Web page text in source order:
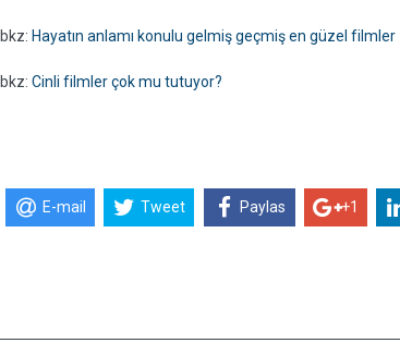
bkz: Hayatın anlamı konulu gelmiş geçmiş en güzel filmler
bkz: Cinli filmler çok mu tutuyor?
E-mail Tweet Paylas +1